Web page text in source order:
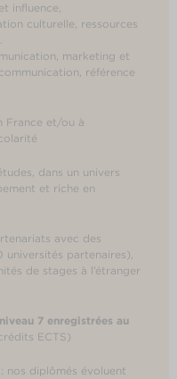
influence,
culturelle, ressources
marketing et
référence
France et/ou à
dans un univers
et riche en
avec des
universités partenaires),
de stages à l’étranger
7 enregistrées au
ECTS)
: nos diplômés évoluent